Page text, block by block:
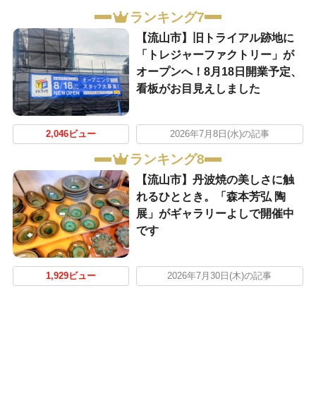
ランキング7
【流山市】旧トライアル跡地に
「トレジャーファクトリー」が
オープンへ！8月18日開業予定、
看板がお目見えしました
2,046ビュー 2026年7月8日(水)の記事
ランキング8
【流山市】丹波焼の美しさに触
れるひととき。「森本芳弘 陶
展」がギャラリーよしで開催中
です
1,929ビュー 2026年7月30日(木)の記事